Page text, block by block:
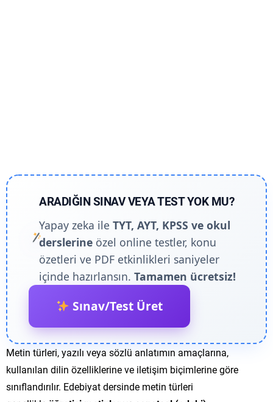
ARADIĞIN SINAV VEYA TEST YOK MU?
Yapay zeka ileTYT, AYT, KPSS ve okul
derslerine özel online testler, konu
özetleri ve PDF etkinlikleri saniyeler
içinde hazırlansın.Tamamen ücretsiz!
Sınav/Test Üret
Metin türleri, yazılı veya sözlü anlatımın amaçlarına,
kullanılan dilin özelliklerine ve iletişim biçimlerine göre
sınıflandırılır. Edebiyat dersinde metin türleri